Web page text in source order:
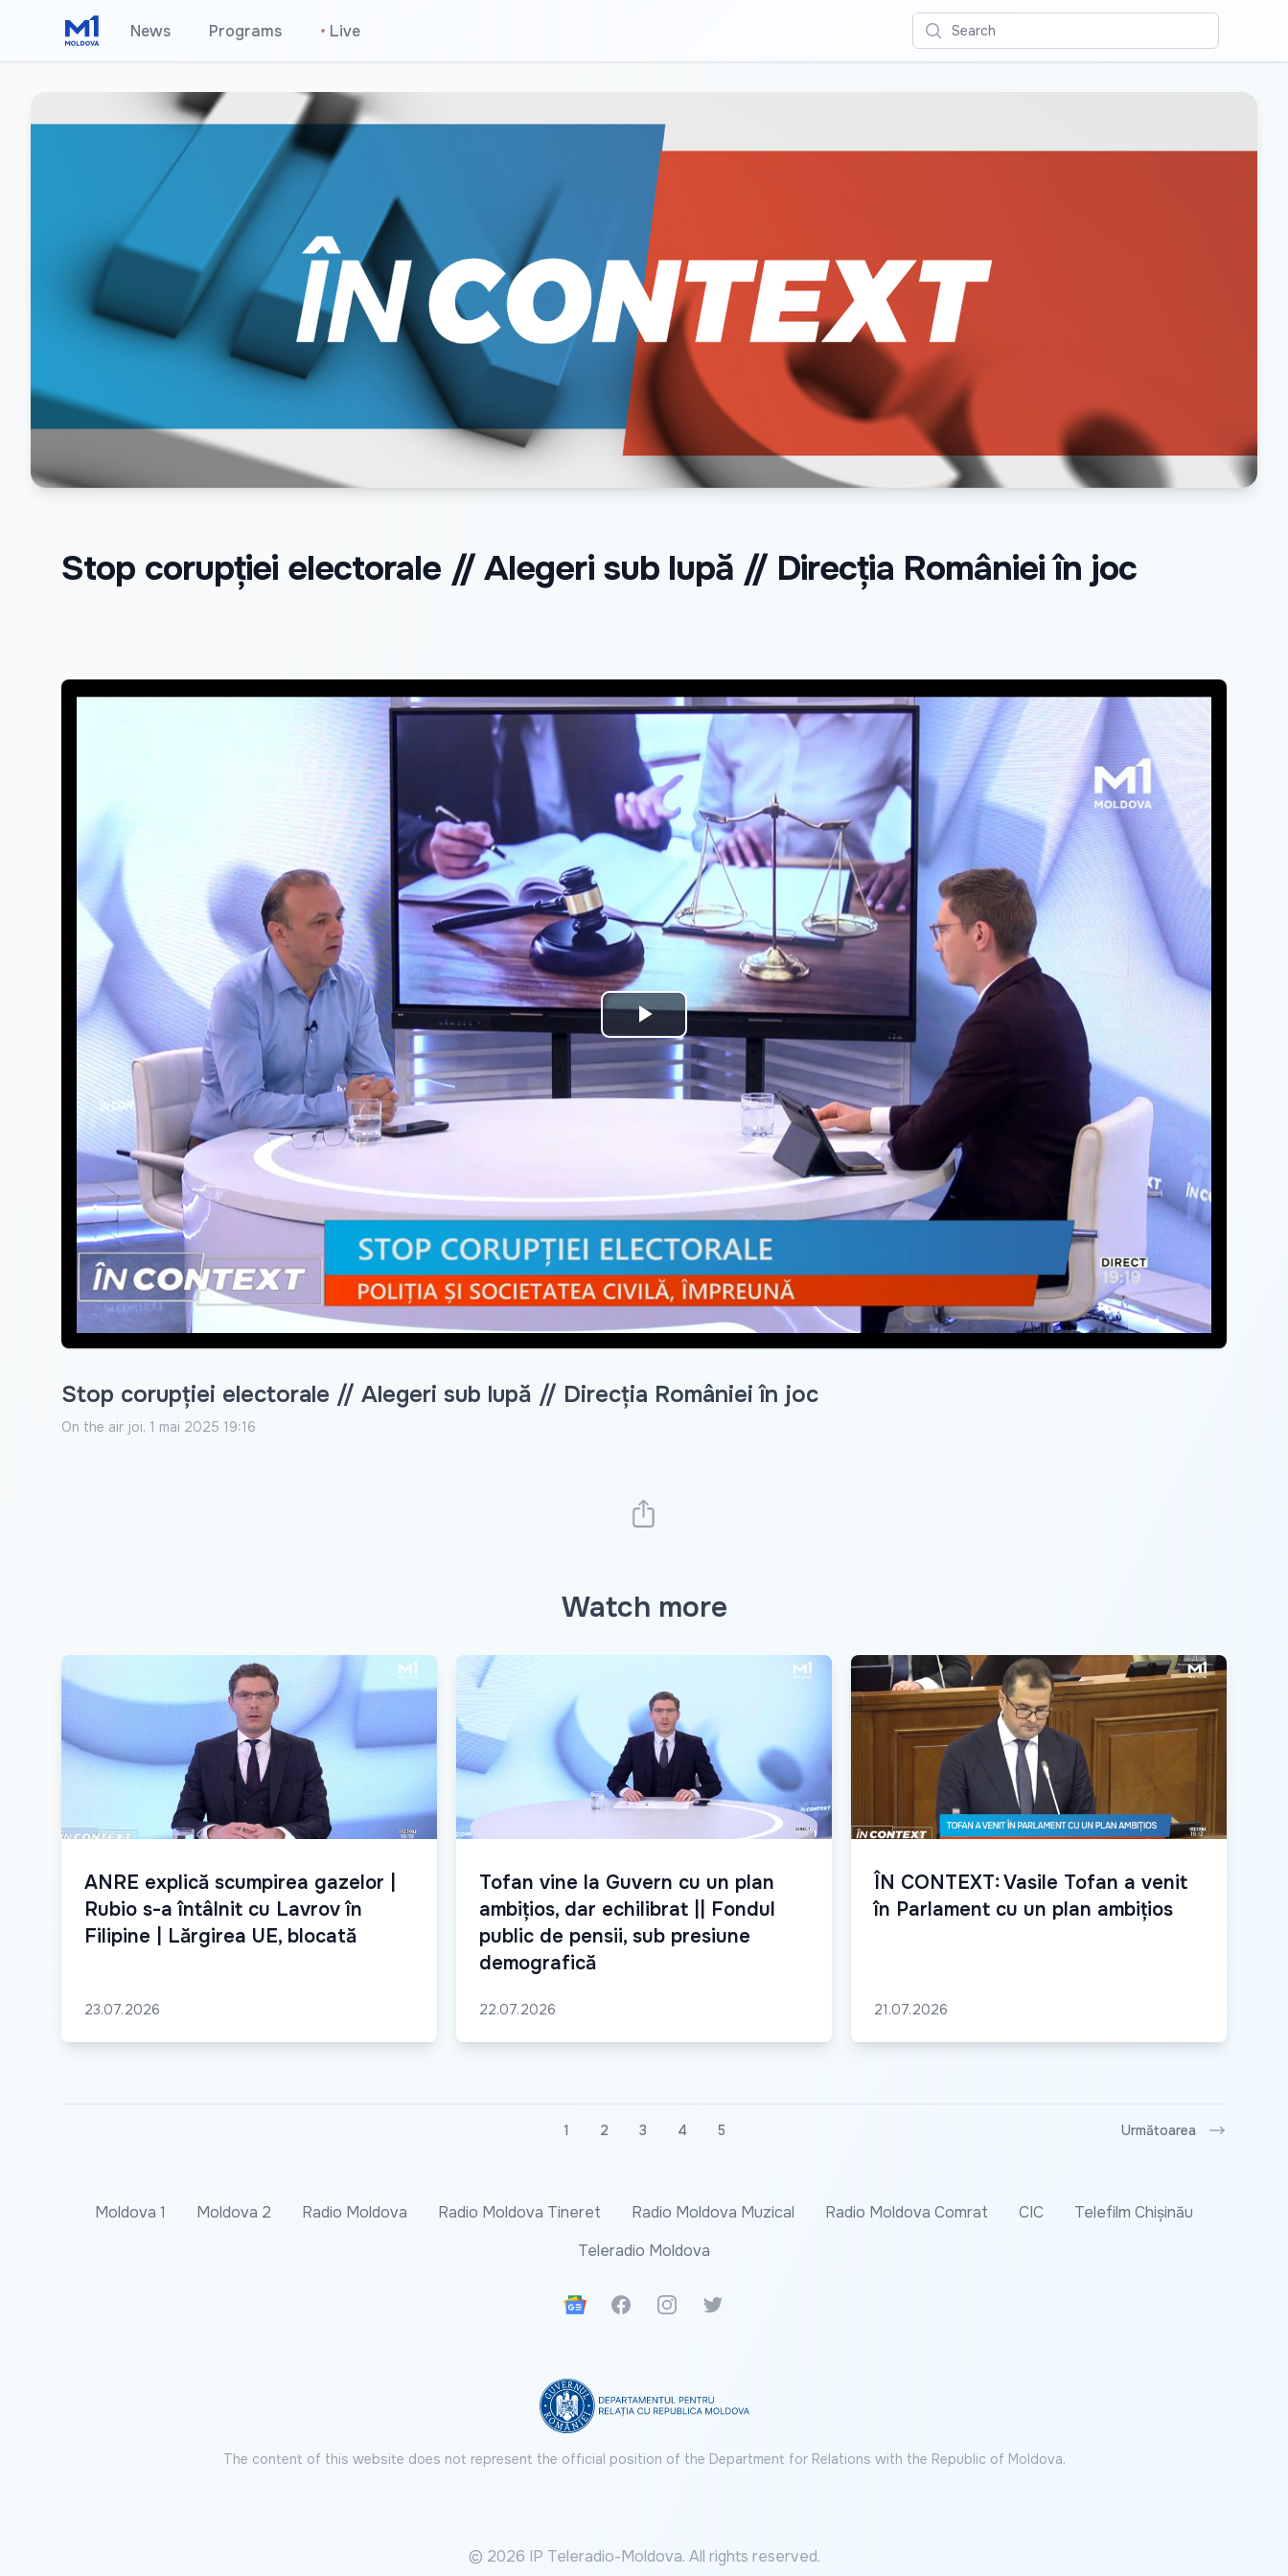
News Programs • Live Search
Stop corupției electorale // Alegeri sub lupă // Direcția României în joc
Play
Video
Stop corupției electorale // Alegeri sub lupă // Direcția României în joc
On the air joi, 1 mai 2025 19:16
Watch more
ANRE explică scumpirea gazelor |
Rubio s-a întâlnit cu Lavrov în
Filipine | Lărgirea UE, blocată
23.07.2026
Tofan vine la Guvern cu un plan
ambițios, dar echilibrat || Fondul
public de pensii, sub presiune
demografică
22.07.2026
ÎN CONTEXT: Vasile Tofan a venit
în Parlament cu un plan ambițios
21.07.2026
1 2 3 4 5 Următoarea
Moldova 1 Moldova 2 Radio Moldova Radio Moldova Tineret Radio Moldova Muzical Radio Moldova Comrat CIC
Telefilm Chișinău
Teleradio Moldova
Google News
FacebookInstagramTwitter
The content of this website does not represent the official position of the Department for Relations with the Republic of Moldova.
© 2026 IP Teleradio-Moldova. All rights reserved.